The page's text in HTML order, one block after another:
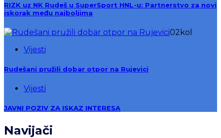
RIZK uz NK Rudeš u SuperSport HNL-u: Partnerstvo za novi
iskorak među najboljima
02 kol
Vijesti
Rudešani pružili dobar otpor na Rujevici
Vijesti
JAVNI POZIV ZA ISKAZ INTERESA
Navijači